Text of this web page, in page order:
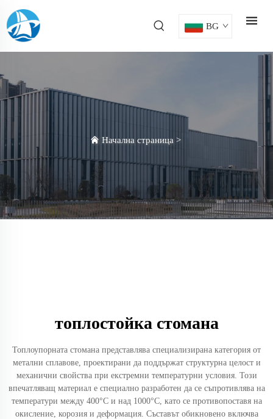
BG
Начална страница >
топлостойка стомана
Топлоупорната стомана представлява специализирана категория от
метални сплавове, проектирани да поддържат структурна целост и
механични свойства при екстремни температурни условия. Този
впечатляващ материал е специално разработен да се съпротивлява на
температури между 400°C и над 1000°C, като се противопоставя на
окисление, корозия и деформация. Съставът обикновено включва